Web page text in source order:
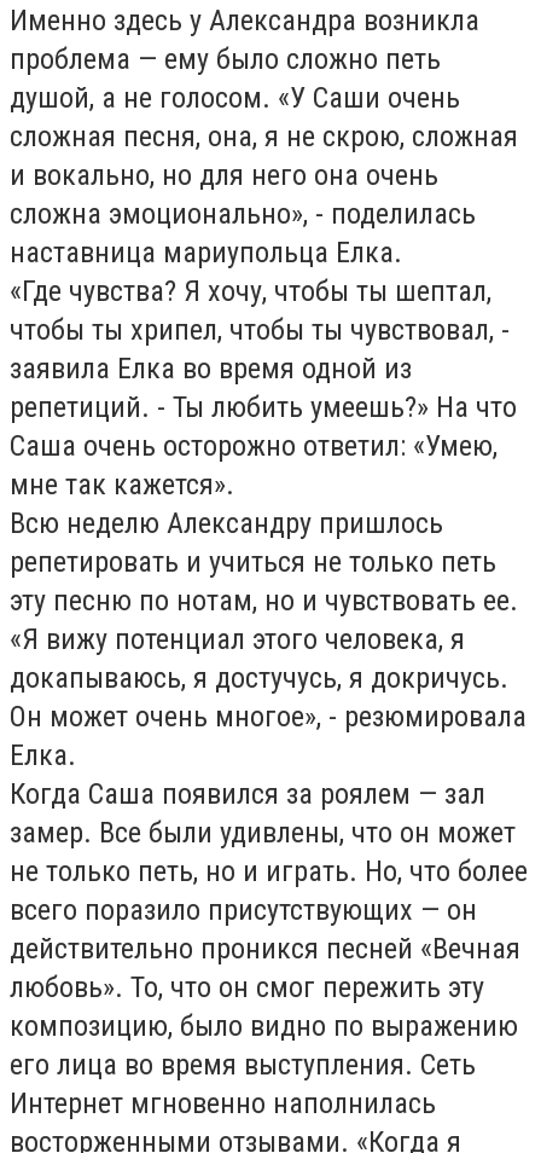
Именно здесь у Александра возникла
проблема — ему было сложно петь
душой, а не голосом. «У Саши очень
сложная песня, она, я не скрою, сложная
и вокально, но для него она очень
сложна эмоционально», - поделилась
наставница мариупольца Елка.
«Где чувства? Я хочу, чтобы ты шептал,
чтобы ты хрипел, чтобы ты чувствовал, -
заявила Елка во время одной из
репетиций. - Ты любить умеешь?» На что
Саша очень осторожно ответил: «Умею,
мне так кажется».
Всю неделю Александру пришлось
репетировать и учиться не только петь
эту песню по нотам, но и чувствовать ее.
«Я вижу потенциал этого человека, я
докапываюсь, я достучусь, я докричусь.
Он может очень многое», - резюмировала
Елка.
Когда Саша появился за роялем — зал
замер. Все были удивлены, что он может
не только петь, но и играть. Но, что более
всего поразило присутствующих — он
действительно проникся песней «Вечная
любовь». То, что он смог пережить эту
композицию, было видно по выражению
его лица во время выступления. Сеть
Интернет мгновенно наполнилась
восторженными отзывами. «Когда я